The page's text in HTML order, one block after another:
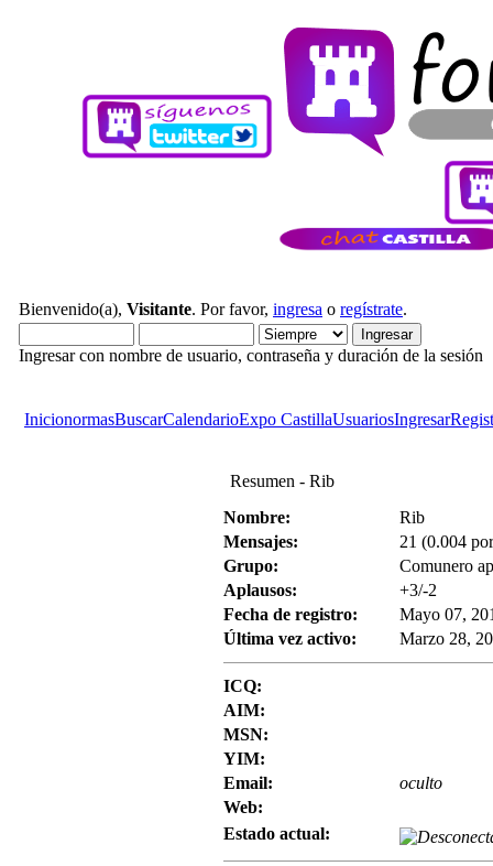
Bienvenido(a), Visitante. Por favor, ingresa o regístrate.
Ingresar con nombre de usuario, contraseña y duración de la sesión
InicionormasBuscarCalendarioExpo CastillaUsuariosIngresar
Resumen - Rib
Nombre:
Rib
Mensajes:
21 (0.004
Grupo:
Comunero
Aplausos:
+3/-2
Fecha de registro:
Mayo 07,
Última vez activo:
Marzo 28,
ICQ:
AIM:
MSN:
YIM:
Email:
oculto
Web:
Estado actual: